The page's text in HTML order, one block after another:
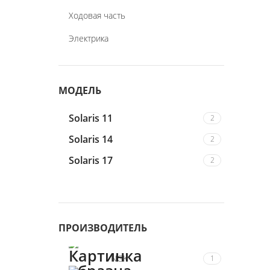
Ходовая часть
Электрика
МОДЕЛЬ
Solaris 11 2
Solaris 14 2
Solaris 17 2
ПРОИЗВОДИТЕЛЬ
NGK 1